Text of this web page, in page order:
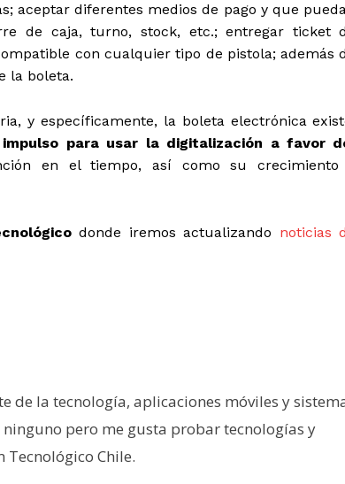
aceptar diferentes medios de pago y que
de caja, turno, stock, etc.; entregar ticket
con cualquier tipo de pistola; además
la boleta.
y específicamente, la boleta electrónica
para usar la digitalización a favor
en el tiempo, así como su crecimiento
donde iremos actualizando noticias
de la tecnología, aplicaciones móviles y
pero me gusta probar tecnologías y
Chile.